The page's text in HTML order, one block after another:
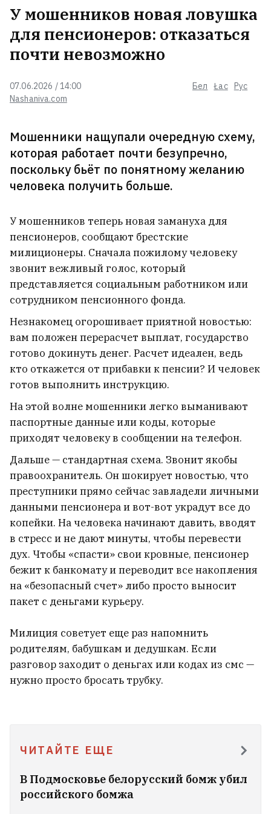
Nashaniva.com
07.06.2026 / 14:00 Бел Łac Рус
У мошенников новая ловушка
для пенсионеров: отказаться
почти невозможно
Мошенники нащупали очередную схему,
которая работает почти безупречно,
поскольку бьёт по понятному желанию
человека получить больше.
У мошенников теперь новая замануха для
пенсионеров, сообщают брестские
милиционеры. Сначала пожилому человеку
звонит вежливый голос, который
представляется социальным работником или
сотрудником пенсионного фонда.
Незнакомец огорошивает приятной новостью:
вам положен перерасчет выплат, государство
готово докинуть денег. Расчет идеален, ведь
кто откажется от прибавки к пенсии? И человек
готов выполнить инструкцию.
На этой волне мошенники легко выманивают
паспортные данные или коды, которые
приходят человеку в сообщении на телефон.
Дальше — стандартная схема. Звонит якобы
правоохранитель. Он шокирует новостью, что
преступники прямо сейчас завладели личными
данными пенсионера и вот-вот украдут все до
копейки. На человека начинают давить, вводят
в стресс и не дают минуты, чтобы перевести
дух. Чтобы «спасти» свои кровные, пенсионер
бежит к банкомату и переводит все накопления
на «безопасный счет» либо просто выносит
пакет с деньгами курьеру.
Милиция советует еще раз напомнить
родителям, бабушкам и дедушкам. Если
разговор заходит о деньгах или кодах из смс —
нужно просто бросать трубку.
ЧИТАЙТЕ ЕЩЕ
В Подмосковье белорусский бомж убил
российского бомжа
Нетаньяху отклонил 15‑пунктный
план Трампа по Газе
В Минске чиновники отменили
российскую рейв-вечеринку
Лидер известной российской рок-
группы приехал в Украину и
покаялся за концерты в
оккупированном Крыму
В горах Кыргызстана пропали
двое белорусов
После продолжительной болезни
скончался 31‑летний белорусский
футболист